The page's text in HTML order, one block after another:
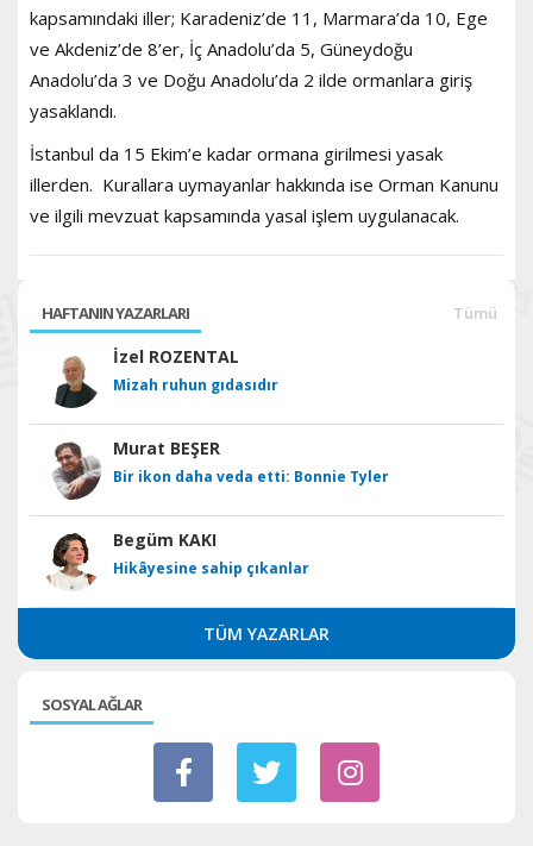
kapsamındaki iller; Karadeniz’de 11, Marmara’da 10, Ege
ve Akdeniz’de 8’er, İç Anadolu’da 5, Güneydoğu
Anadolu’da 3 ve Doğu Anadolu’da 2 ilde ormanlara giriş
yasaklandı.
İstanbul da 15 Ekim’e kadar ormana girilmesi yasak
illerden. Kurallara uymayanlar hakkında ise Orman Kanunu
ve ilgili mevzuat kapsamında yasal işlem uygulanacak.
HAFTANIN YAZARLARI Tümü
İzel ROZENTAL
Mizah ruhun gıdasıdır
Murat BEŞER
Bir ikon daha veda etti: Bonnie Tyler
Begüm KAKI
Hikâyesine sahip çıkanlar
TÜM YAZARLAR
SOSYAL AĞLAR